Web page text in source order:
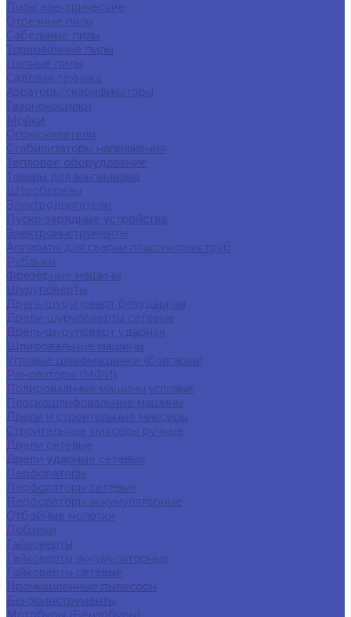
Пилы электрические
Отрезные пилы
Сабельные пилы
Торцовочные пилы
Цепные пилы
Садовая техника
Аэраторы/скарификаторы
Газонокосилки
Мойки
Опрыскиватели
Стабилизаторы напряжения
Тепловое оборудование
Товары для альпинизма
Штроборезы
Электродвигатели
Пуско-зарядные устройства
Электроинструменты
Аппараты для сварки пластиковых труб
Рубанки
Фрезерные машины
Шуруповерты
Дрель-шуруповерт безударная
Дрели-шуруповерты сетевые
Дрель-шуруповерт ударная
Шлифовальные машины
Угловые шлифмашинки (болгарки)
Реноваторы (МФИ)
Полировальные машины угловые
Плоскошлифовальные машины
Дрели и строительные миксеры
Строительные миксеры ручные
Дрели сетевые
Дрели ударные сетевые
Перфораторы
Перфораторы сетевые
Перфораторы аккумуляторные
Отбойные молотки
Лобзики
Гайковерты
Гайковерты аккумуляторные
Гайковерты сетевые
Промышленные пылесосы
Бензоинструменты